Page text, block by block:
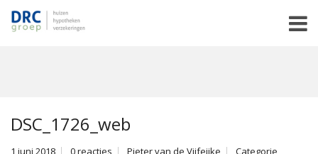
DSC_1726_web
1 juni 2018 0 reacties Pieter van de Vijfeijke Categorie